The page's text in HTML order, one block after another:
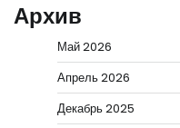
Архив
Май 2026
Апрель 2026
Декабрь 2025